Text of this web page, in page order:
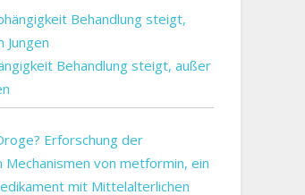
Behandlung steigt, außer